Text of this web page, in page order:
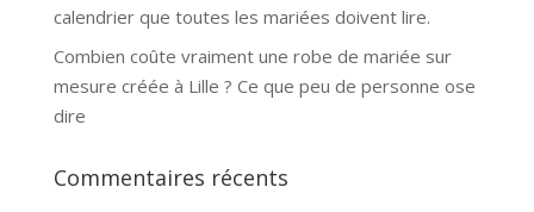
calendrier que toutes les mariées doivent lire.
Combien coûte vraiment une robe de mariée sur
mesure créée à Lille ? Ce que peu de personne ose
dire
Commentaires récents